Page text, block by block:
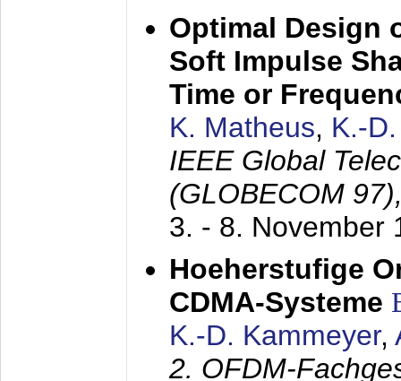
Optimal Design
Soft Impulse
Time or
K. Matheus, K.-
IEEE Global
(GLOBECOM
3. - 8. November
Hoeherstufige
CDMA-Systeme
K.-D. Kammeyer,
2. OFDM-